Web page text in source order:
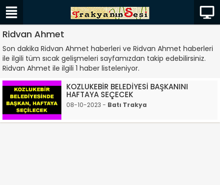
Ridvan Ahmet
Son dakika Ridvan Ahmet haberleri ve Ridvan Ahmet haberleri
ile ilgili tüm sıcak gelişmeleri sayfamızdan takip edebilirsiniz.
Ridvan Ahmet ile ilgili 1 haber listeleniyor.
KOZLUKEBİR BELEDİYESİ BAŞKANINI
HAFTAYA SEÇECEK
08-10-2023 - Batı Trakya